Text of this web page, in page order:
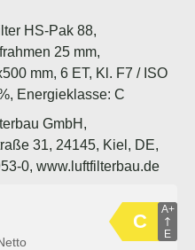
HS-Pak 88,
25 mm,
mm, 6 ET, Kl. F7 / ISO
Energieklasse: C
GmbH,
31, 24145, Kiel, DE,
0, www.luftfilterbau.de
C
A+
E